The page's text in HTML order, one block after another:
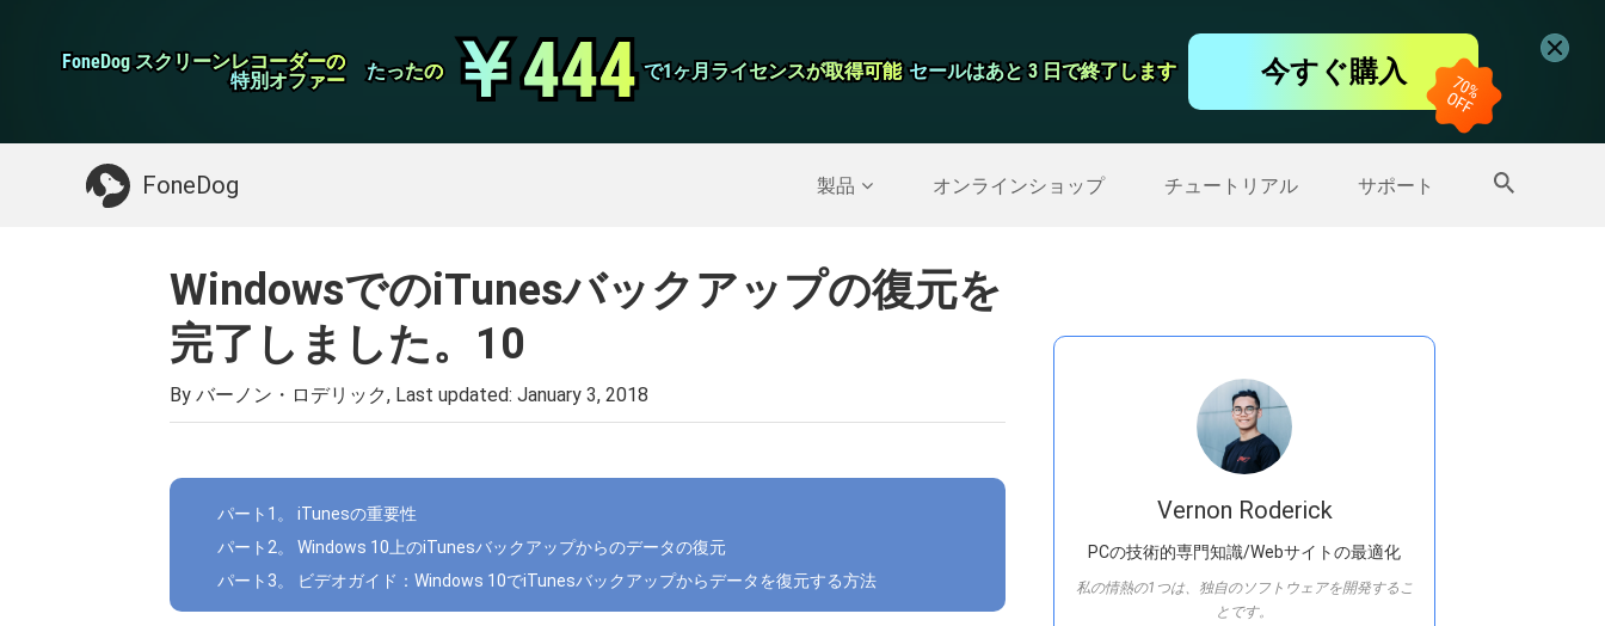
FoneDog スクリーンレコーダーの
FoneDog スクリーンレコーダーの
特別オファー
特別オファー たったの
たったの￥444
￥444 で1ヶ月ライセンスが取得可能
で1ヶ月ライセンスが取得可能 セールはあと 3 日で終了します
セールはあと 3 日で終了します 今すぐ購入
FoneDog 製品 オンラインショップ チュートリアル サポート
iPhoneクリーナー
お探しガイド： 削除されたデータを復元する>> IPhoneのバックアップ >> その他の製品
WindowsでのiTunesバックアップの復元を
完了しました。10
By バーノン・ロデリック, Last updated: January 3, 2018
パート1。 iTunesの重要性
パート2。 Windows 10上のiTunesバックアップからのデータの復元
パート3。 ビデオガイド：Windows 10でiTunesバックアップからデータを復元する方法
Vernon Roderick
PCの技術的専門知識/Webサイトの最適化
私の情熱の1つは、独自のソフトウェアを開発するこ
とです。